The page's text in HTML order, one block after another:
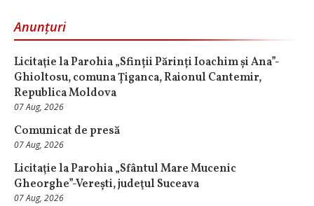
Anunțuri
Licitaţie la Parohia „Sfinții Părinți Ioachim și Ana”-
Ghioltosu, comuna Țiganca, Raionul Cantemir,
Republica Moldova
07 Aug, 2026
Comunicat de presă
07 Aug, 2026
Licitaţie la Parohia „Sfântul Mare Mucenic
Gheorghe”-Verești, judeţul Suceava
07 Aug, 2026